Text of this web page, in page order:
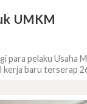
UMKM
para pelaku Usaha
baru terserap